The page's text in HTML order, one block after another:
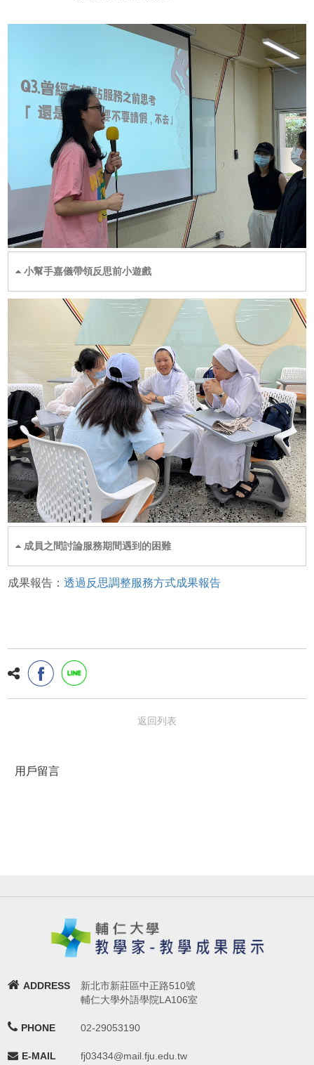
小幫手嘉儀帶領反思前小遊戲
成員之間討論服務期間遇到的困難
成果報告：透過反思調整服務方式成果報告
返回列表
用戶留言
ADDRESS
新北市新莊區中正路510號
輔仁大學外語學院LA106室
PHONE 02-29053190
E-MAIL fj03434@mail.fju.edu.tw